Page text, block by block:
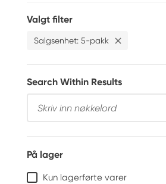
Valgt filter
Salgsenhet: 5-pakk Slett
Search Within Results
På lager
Kun lagerførte varer